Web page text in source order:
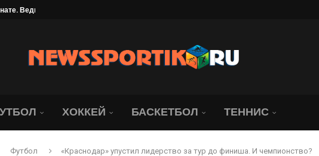
рублей
ХОККЕЙ БАСКЕТБОЛ ТЕННИС
Футбол «Краснодар» упустил лидерство за тур до финиша. И чемпионство?